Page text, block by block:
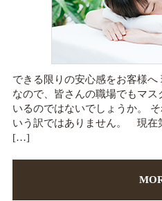
できる限りの安心感をお客様
なので、皆さんの職場でもマ
いるのではないでしょうか。
いう訳ではありません。 現在
[…]